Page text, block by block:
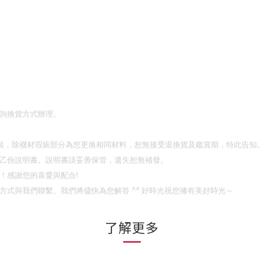
換貨方式辦理。
除襪材瑕疵部分為您更換相同材料，恕無接受退換貨及鑑賞期，特此告知。
份說明書。說明書請妥善保管，遺失恕無補發。
感謝您的喜愛與配合!
式與我們聯繫。我們將儘快為您解答 ^^ 好時光祝您擁有美好時光～
了解更多